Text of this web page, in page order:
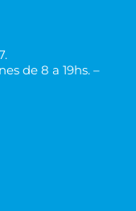
de 8 a 19hs. –